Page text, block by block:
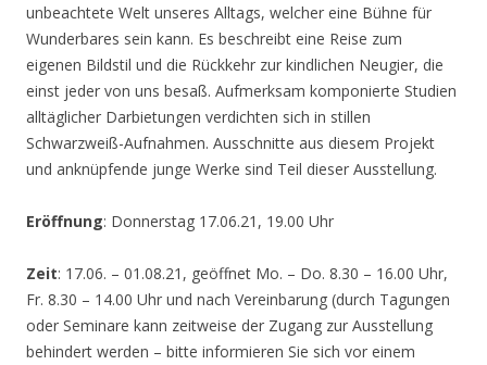
unbeachtete Welt unseres Alltags, welcher eine Bühne für
Wunderbares sein kann. Es beschreibt eine Reise zum
eigenen Bildstil und die Rückkehr zur kindlichen Neugier, die
einst jeder von uns besaß. Aufmerksam komponierte Studien
alltäglicher Darbietungen verdichten sich in stillen
Schwarzweiß-Aufnahmen. Ausschnitte aus diesem Projekt
und anknüpfende junge Werke sind Teil dieser Ausstellung.
Eröffnung: Donnerstag 17.06.21, 19.00 Uhr
Zeit: 17.06. – 01.08.21, geöffnet Mo. – Do. 8.30 – 16.00 Uhr,
Fr. 8.30 – 14.00 Uhr und nach Vereinbarung (durch Tagungen
oder Seminare kann zeitweise der Zugang zur Ausstellung
behindert werden – bitte informieren Sie sich vor einem